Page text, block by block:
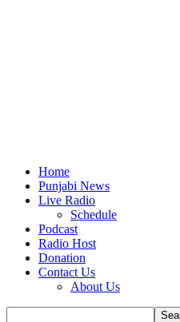
Home
Punjabi News
Live Radio
Schedule
Podcast
Radio Host
Donation
Contact Us
About Us